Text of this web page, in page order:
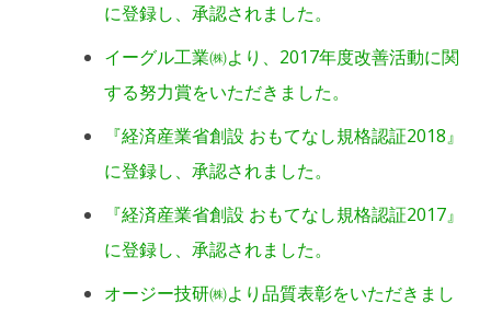
に登録し、承認されました。
イーグル工業㈱より、2017年度改善活動に関
する努力賞をいただきました。
『経済産業省創設 おもてなし規格認証2018』
に登録し、承認されました。
『経済産業省創設 おもてなし規格認証2017』
に登録し、承認されました。
オージー技研㈱より品質表彰をいただきまし